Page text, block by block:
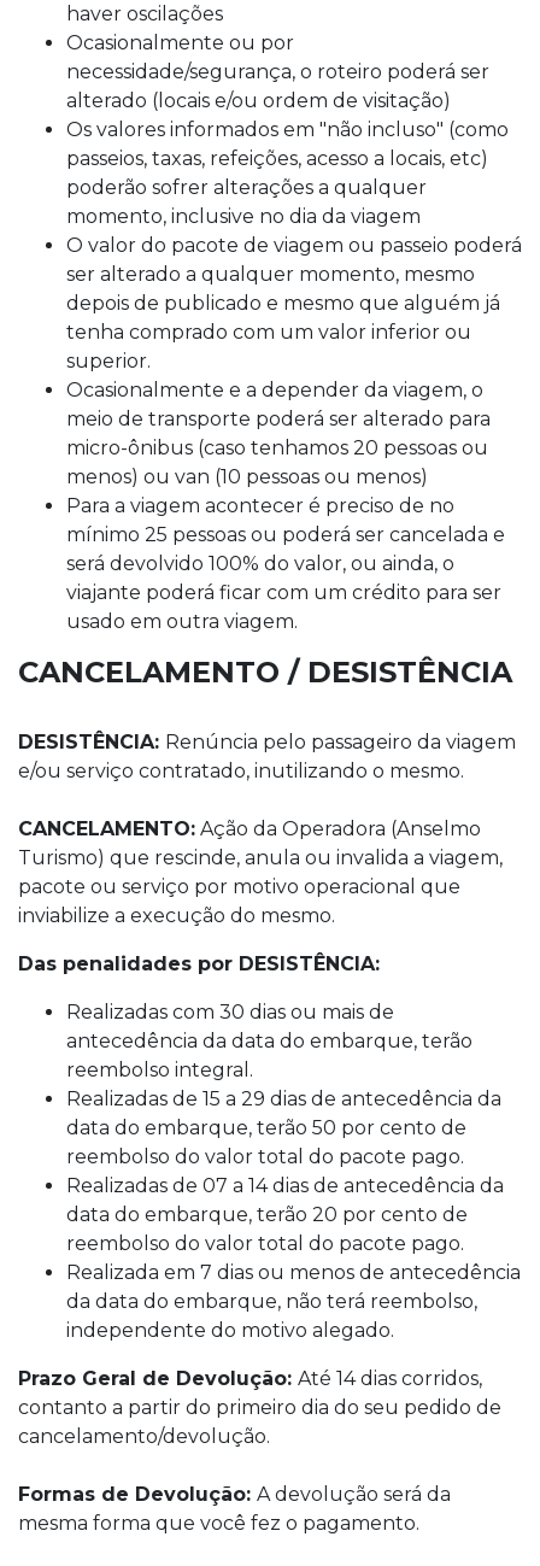
haver oscilações
Ocasionalmente ou por
necessidade/segurança, o roteiro poderá ser
alterado (locais e/ou ordem de visitação)
Os valores informados em "não incluso" (como
passeios, taxas, refeições, acesso a locais, etc)
poderão sofrer alterações a qualquer
momento, inclusive no dia da viagem
O valor do pacote de viagem ou passeio poderá
ser alterado a qualquer momento, mesmo
depois de publicado e mesmo que alguém já
tenha comprado com um valor inferior ou
superior.
Ocasionalmente e a depender da viagem, o
meio de transporte poderá ser alterado para
micro-ônibus (caso tenhamos 20 pessoas ou
menos) ou van (10 pessoas ou menos)
Para a viagem acontecer é preciso de no
mínimo 25 pessoas ou poderá ser cancelada e
será devolvido 100% do valor, ou ainda, o
viajante poderá ficar com um crédito para ser
usado em outra viagem.
CANCELAMENTO / DESISTÊNCIA
DESISTÊNCIA: Renúncia pelo passageiro da viagem
e/ou serviço contratado, inutilizando o mesmo.
CANCELAMENTO: Ação da Operadora (Anselmo
Turismo) que rescinde, anula ou invalida a viagem,
pacote ou serviço por motivo operacional que
inviabilize a execução do mesmo.
Das penalidades por DESISTÊNCIA:
Realizadas com 30 dias ou mais de
antecedência da data do embarque, terão
reembolso integral.
Realizadas de 15 a 29 dias de antecedência da
data do embarque, terão 50 por cento de
reembolso do valor total do pacote pago.
Realizadas de 07 a 14 dias de antecedência da
data do embarque, terão 20 por cento de
reembolso do valor total do pacote pago.
Realizada em 7 dias ou menos de antecedência
da data do embarque, não terá reembolso,
independente do motivo alegado.
Prazo Geral de Devolução: Até 14 dias corridos,
contanto a partir do primeiro dia do seu pedido de
cancelamento/devolução.
Formas de Devolução: A devolução será da
mesma forma que você fez o pagamento.